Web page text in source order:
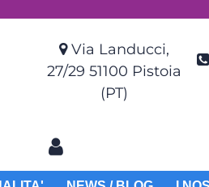
Via Landucci,
27/29 51100 Pistoia
(PT)